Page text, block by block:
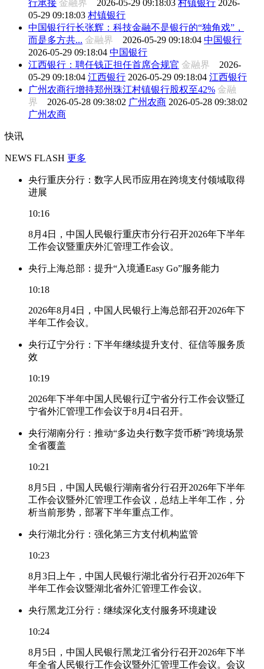
行承接 金融界 2026-05-29 09:18:03 村镇银行 2026-
05-29 09:18:03 村镇银行
中国银行行长张辉：科技金融不是银行的“独角戏”，
而是多方共... 金融界 2026-05-29 09:18:04 中国银行
2026-05-29 09:18:04 中国银行
江西银行：聘任钱正担任首席合规官 金融界 2026-
05-29 09:18:04 江西银行 2026-05-29 09:18:04 江西银行
广州农商行增持郑州珠江村镇银行股权至42% 金融
界 2026-05-28 09:38:02 广州农商 2026-05-28 09:38:02
广州农商
快讯
NEWS FLASH 更多
央行重庆分行：数字人民币应用在跨境支付领域取得
进展
10:16
8月4日，中国人民银行重庆市分行召开2026年下半年
工作会议暨重庆外汇管理工作会议。
央行上海总部：提升“入境通Easy Go”服务能力
10:18
2026年8月4日，中国人民银行上海总部召开2026年下
半年工作会议。
央行辽宁分行：下半年继续提升支付、征信等服务质
效
10:19
2026年下半年中国人民银行辽宁省分行工作会议暨辽
宁省外汇管理工作会议于8月4日召开。
央行湖南分行：推动“多边央行数字货币桥”跨境场景
全省覆盖
10:21
8月5日，中国人民银行湖南省分行召开2026年下半年
工作会议暨外汇管理工作会议，总结上半年工作，分
析当前形势，部署下半年重点工作。
央行湖北分行：强化第三方支付机构监管
10:23
8月3日上午，中国人民银行湖北省分行召开2026年下
半年工作会议暨湖北省外汇管理工作会议。
央行黑龙江分行：继续深化支付服务环境建设
10:24
8月5日，中国人民银行黑龙江省分行召开2026年下半
年全省人民银行工作会议暨外汇管理工作会议。会议